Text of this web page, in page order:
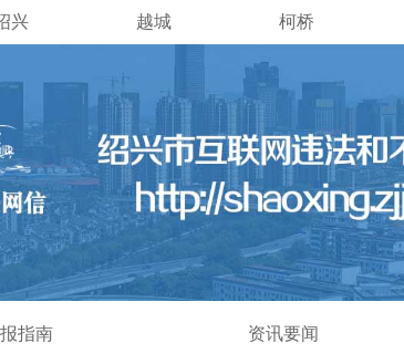
兴 越城 柯桥
指南 资讯要闻